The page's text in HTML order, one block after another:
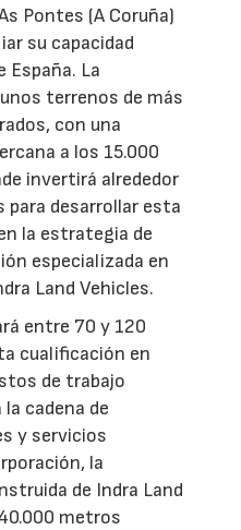
Pontes (A Coruña)
su capacidad
España. La
terrenos de más
con una
a los 15.000
invertirá alrededor
para desarrollar esta
la estrategia de
especializada en
Land Vehicles.
entre 70 y 120
cualificación en
de trabajo
cadena de
y servicios
la
de Indra Land
metros